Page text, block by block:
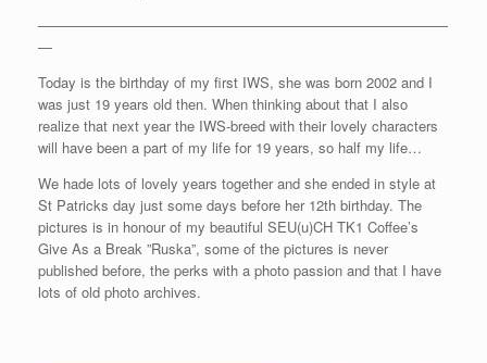
—————————————————————————————
—
Today is the birthday of my first IWS, she was born 2002 and I
was just 19 years old then. When thinking about that I also
realize that next year the IWS-breed with their lovely characters
will have been a part of my life for 19 years, so half my life…
We hade lots of lovely years together and she ended in style at
St Patricks day just some days before her 12th birthday. The
pictures is in honour of my beautiful SEU(u)CH TK1 Coffee’s
Give As a Break ”Ruska”, some of the pictures is never
published before, the perks with a photo passion and that I have
lots of old photo archives.